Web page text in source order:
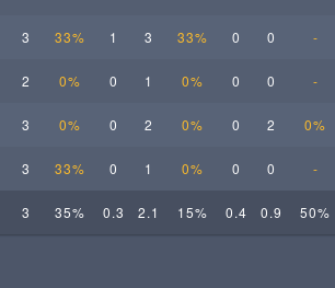
3 33% 1 3 33% 0 0 -
2 0% 0 1 0% 0 0 -
3 0% 0 2 0% 0 2 0%
3 33% 0 1 0% 0 0 -
3 35% 0.3 2.1 15% 0.4 0.9 50%